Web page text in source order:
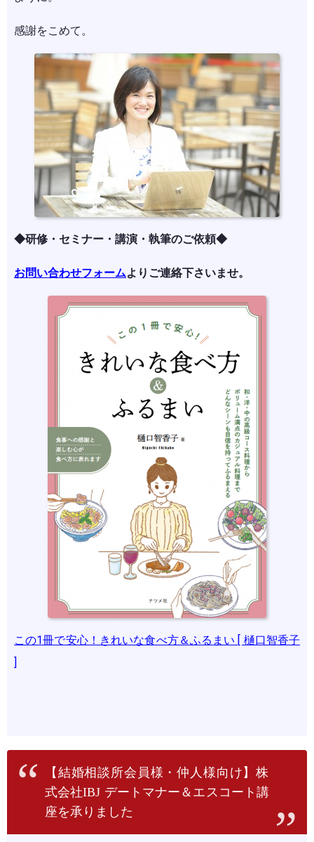
感謝をこめて。
◆研修・セミナー・講演・執筆のご依頼◆
お問い合わせフォームよりご連絡下さいませ。
この1冊で安心！きれいな食べ方＆ふるまい [ 樋口智香子
【結婚相談所会員様・仲人様向け】株
式会社IBJ デートマナー＆エスコート講
座を承りました